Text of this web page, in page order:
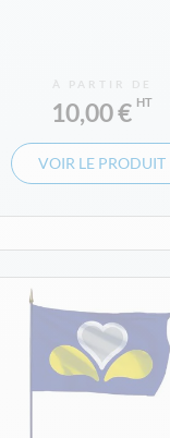
À PARTIR DE
10,00 €
VOIR LE PRODUIT